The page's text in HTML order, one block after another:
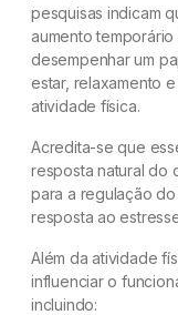
pesquisas indicam
aumento
desempenhar um
estar, relaxamento
atividade física.
Acredita-se que
resposta natural do
para a regulação
resposta ao
Além da atividade
influenciar o
incluindo: